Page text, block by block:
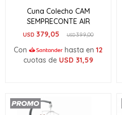
Cuna Colecho CAM
SEMPRECONTE AIR
USD 379,05 USD399,00
Con hasta en 12
cuotas de USD 31,59